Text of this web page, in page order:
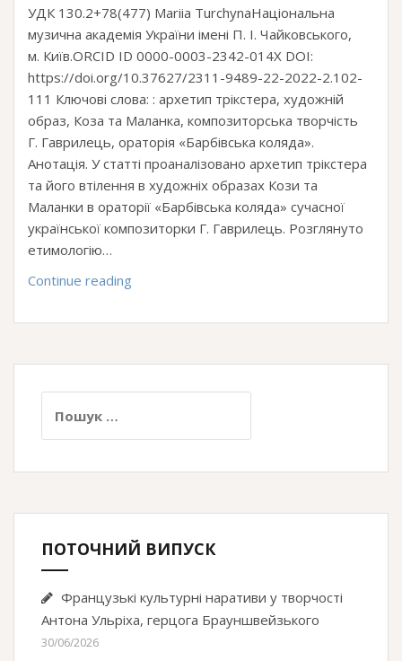
УДК 130.2+78(477) Mariia TurchynaНаціональна
музична академія України імені П. І. Чайковського,
м. Київ.ORCID ID 0000-0003-2342-014X DOI:
https://doi.org/10.37627/2311-9489-22-2022-2.102-
111 Ключові слова: : архетип трікстера, художній
образ, Коза та Маланка, композиторська творчість
Г. Гаврилець, ораторія «Барбівська коляда».
Анотація. У статті проаналізовано архетип трікстера
та його втілення в художніх образах Кози та
Маланки в ораторії «Барбівська коляда» сучасної
української композиторки Г. Гаврилець. Розглянуто
етимологію…
Continue reading
та
втілення
в
та
(на
прикладі
ораторії
Гаврилець
«Барбівська
ПОТОЧНИЙ ВИПУСК
Французькі культурні наративи у творчості
Антона Ульріха, герцога Брауншвейзького
30/06/2026